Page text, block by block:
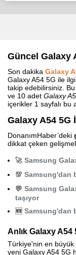
Güncel Galaxy
Son dakika Galaxy
Galaxy A54 5G ile
takip edebilirsiniz.
ve 10 adet Galaxy
içerikler 1 sayfalı bu
Galaxy A54 5G
DonanımHaber’deki
dikkat çeken
🚀 Samsung
💯 Samsung'dan
💬 Samsung
taşıyor
🆕 Samsung'dan
Anlık Galaxy A54
Türkiye'nin en büyük
yeni Galaxy A54 5G